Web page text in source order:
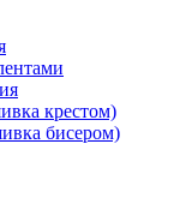
крестом)
бисером)